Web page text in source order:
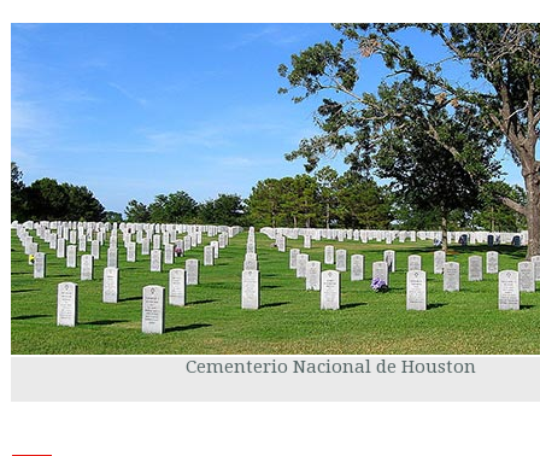
Cementerio Nacional de Houston